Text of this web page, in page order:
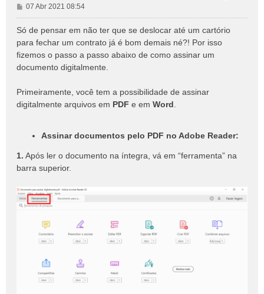
M
e
n
g
e
07 Abr 2021 08:54
Só de pensar em não ter que se deslocar até um cartório
para fechar um contrato já é bom demais né?! Por isso
fizemos o passo a passo abaixo de como assinar um
documento digitalmente.
Primeiramente, você tem a possibilidade de assinar
digitalmente arquivos em PDF e em Word
Assinar documentos pelo PDF no Adobe Reader:
1. Após ler o documento na íntegra, vá em “ferramenta” na
barra superior.